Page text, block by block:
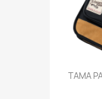
TAMA